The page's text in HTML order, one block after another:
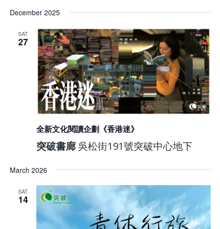
December 2025
SAT
27
全新文化閱讀企劃《香港迷》
突破書廊吳松街191號突破中心地下
March 2026
SAT
14